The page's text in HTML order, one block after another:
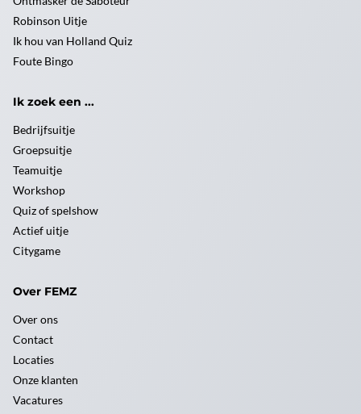
Robinson Uitje
Ik hou van Holland Quiz
Foute Bingo
Ik zoek een ...
Bedrijfsuitje
Groepsuitje
Teamuitje
Workshop
Quiz of spelshow
Actief uitje
Citygame
Over FEMZ
Over ons
Contact
Locaties
Onze klanten
Vacatures